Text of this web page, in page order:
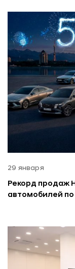
29 января
Рекорд продаж
автомобилей